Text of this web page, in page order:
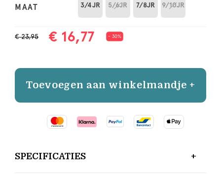
MAAT 3/4JR 5/6JR 7/8JR 9/10JR
€ 23,95 € 16,77 - 30%
Toevoegen aan winkelmandje +
SPECIFICATIES